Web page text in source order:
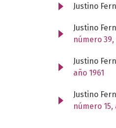
Justino
Justino
número 39,
Justino
año 1961
Justino
número 15,